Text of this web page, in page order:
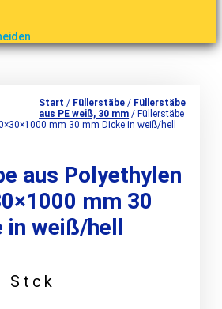
Start / Füllerstäbe / Füllerstäbe
aus PE weiß, 30 mm / Füllerstäbe
mm 30 mm Dicke in weiß/hell
aus Polyethylen
mm 30
in weiß/hell
Stck